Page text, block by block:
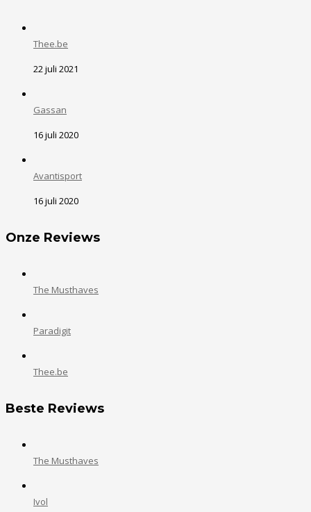
Thee.be
22 juli 2021
Gassan
16 juli 2020
Avantisport
16 juli 2020
Onze Reviews
The Musthaves
Paradigit
Thee.be
Beste Reviews
The Musthaves
Ivol